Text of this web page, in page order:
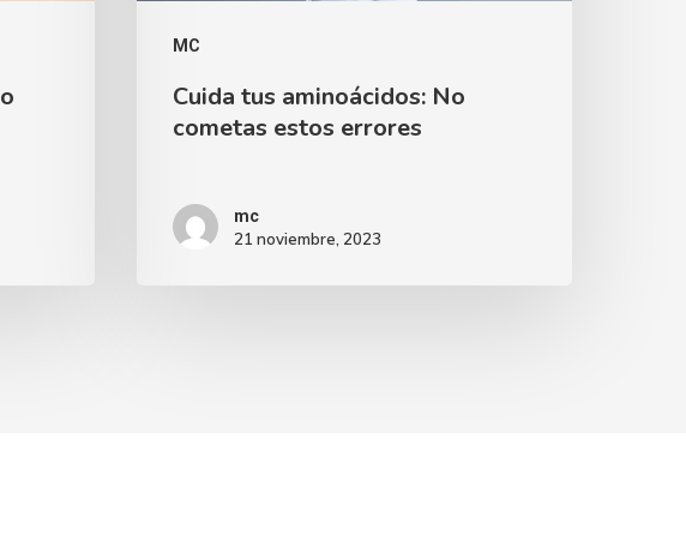
MC
Cuida tus aminoácidos: No
cometas estos errores
mc
21 noviembre, 2023